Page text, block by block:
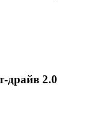
драйв 2.0